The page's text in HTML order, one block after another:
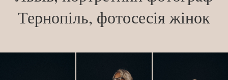
Тернопіль, фотосесія жінок